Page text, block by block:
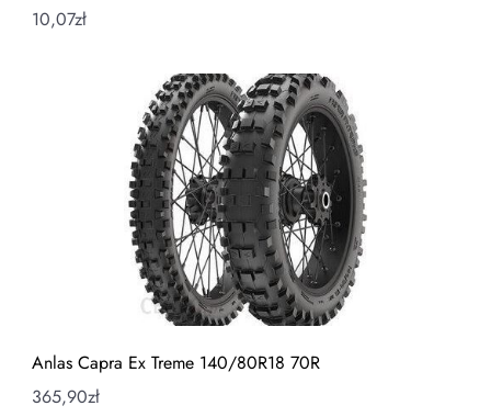
10,07zł
Anlas Capra Ex Treme 140/80R18 70R
365,90zł